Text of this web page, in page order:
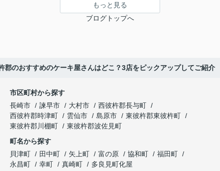
もっと見る
ブログトップへ
郡のおすすめのケーキ屋さんはどこ？3店をピックアップしてご紹介
市区町村から探す
長崎市
諫早市 大村市
西彼杵郡長与町
西彼杵郡時津町
雲仙市 島原市
東彼杵郡東彼杵町
東彼杵郡川棚町
東彼杵郡波佐見町
町名から探す
貝津町
田中町 矢上町 富の原 協和町
福田町
永昌町
幸町 真崎町
多良見町化屋